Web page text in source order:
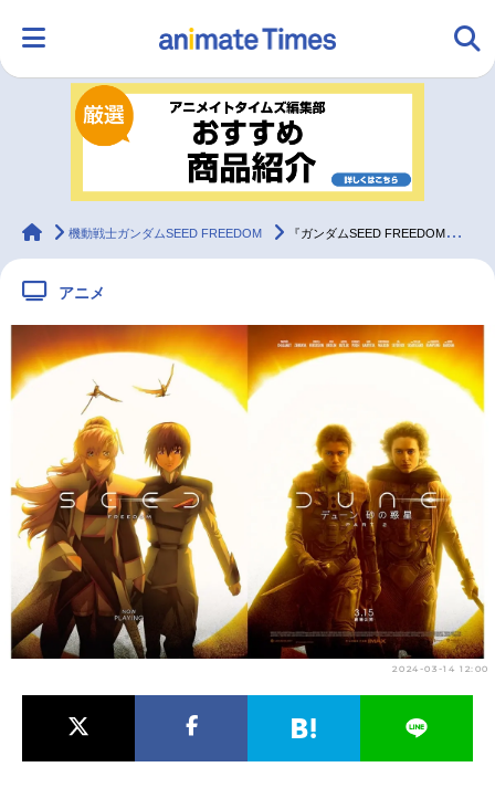
ランキング アニメ
ラジオ
配信・Vtuber 無料マンガ
最新記事一覧
アニメ記事一覧 声優記事一覧
アニメ映画一覧 実写化映画一覧
今期アニメ曜日別一覧
春アニメ 夏アニメ
男性声優/女性声優一覧
animateTimes
機動戦士ガンダムSEED FREEDOM 『ガンダムSEED FREEDOM』✕『デューン』コラボビジュアル解禁
アニメ
2024-03-14 12:00